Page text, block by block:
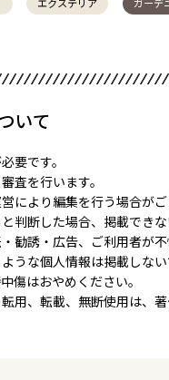
いて
要です。
査を行います。
により編集を行う場合がご
判断した場合、掲載できな
勧誘・広告、ご利用者が
うな個人情報は掲載しない
傷はおやめください。
用、転載、無断使用は、